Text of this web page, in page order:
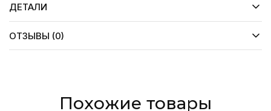
ДЕТАЛИ
ОТЗЫВЫ (0)
Похожие товары